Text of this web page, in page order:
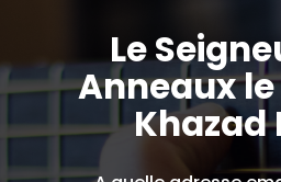
Le
Anneaux
Khazad